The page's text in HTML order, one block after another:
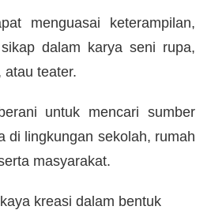
menguasai keterampilan,
dalam karya seni rupa,
atau teater.
untuk mencari sumber
di lingkungan sekolah, rumah
masyarakat.
kreasi dalam bentuk